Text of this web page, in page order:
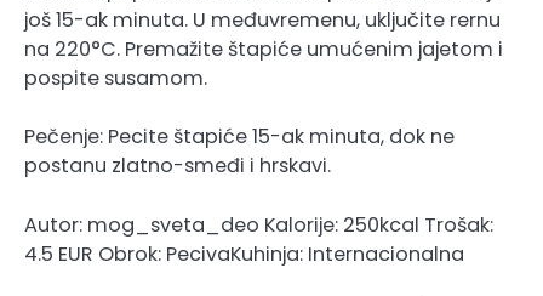
još 15-ak minuta. U međuvremenu, uključite rernu
na 220°C. Premažite štapiće umućenim jajetom i
pospite susamom.
Pečenje: Pecite štapiće 15-ak minuta, dok ne
postanu zlatno-smeđi i hrskavi.
Autor: mog_sveta_deo Kalorije: 250kcal Trošak:
4.5 EUR Obrok: PecivaKuhinja: Internacionalna